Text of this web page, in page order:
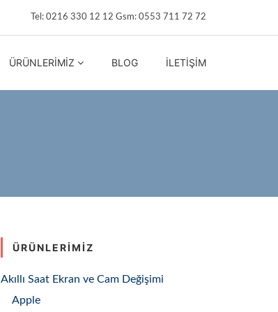
Tel: 0216 330 12 12 Gsm: 0553 711 72 72
ÜRÜNLERIMIZ BLOG İLETIŞIM
ÜRÜNLERIMIZ
Akıllı Saat Ekran ve Cam Değişimi
Apple